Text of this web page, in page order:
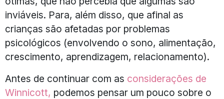
inviáveis. Para, além disso, que afinal as
crianças são afetadas por problemas
psicológicos (envolvendo o sono, alimentação,
crescimento, aprendizagem, relacionamento).
Antes de continuar com as considerações de
Winnicott, podemos pensar um pouco sobre o